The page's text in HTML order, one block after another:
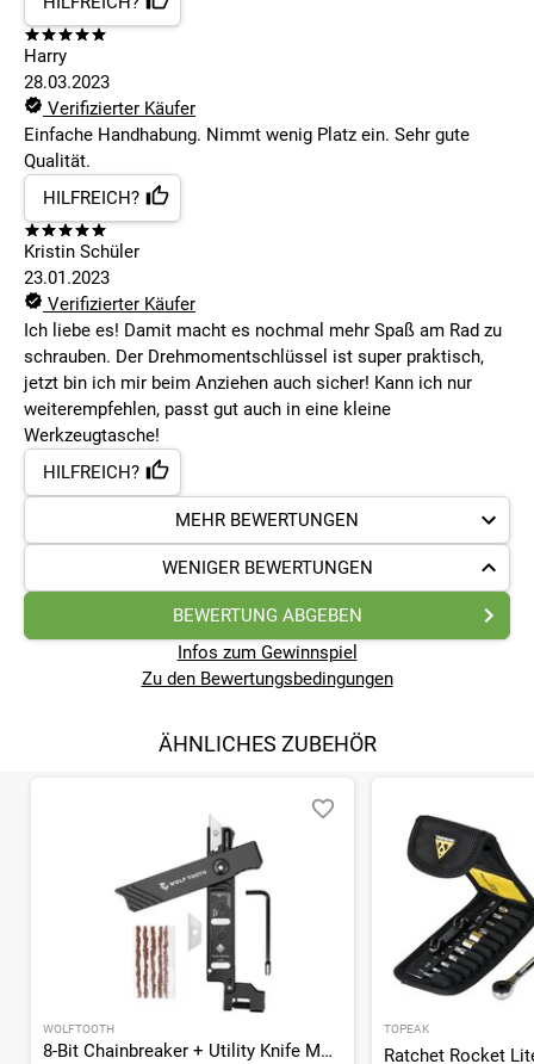
Harry
28.03.2023
Verifizierter Käufer
Einfache Handhabung. Nimmt wenig Platz ein. Sehr gute
Qualität.
HILFREICH?
Kristin Schüler
23.01.2023
Verifizierter Käufer
Ich liebe es! Damit macht es nochmal mehr Spaß am Rad zu
schrauben. Der Drehmomentschlüssel ist super praktisch,
jetzt bin ich mir beim Anziehen auch sicher! Kann ich nur
weiterempfehlen, passt gut auch in eine kleine
Werkzeugtasche!
HILFREICH?
MEHR BEWERTUNGEN
WENIGER BEWERTUNGEN
BEWERTUNG ABGEBEN
Infos zum Gewinnspiel
Zu den Bewertungsbedingungen
ÄHNLICHES ZUBEHÖR
WOLFTOOTH
8-Bit Chainbreaker + Utility Knife Multitool
TOPEAK